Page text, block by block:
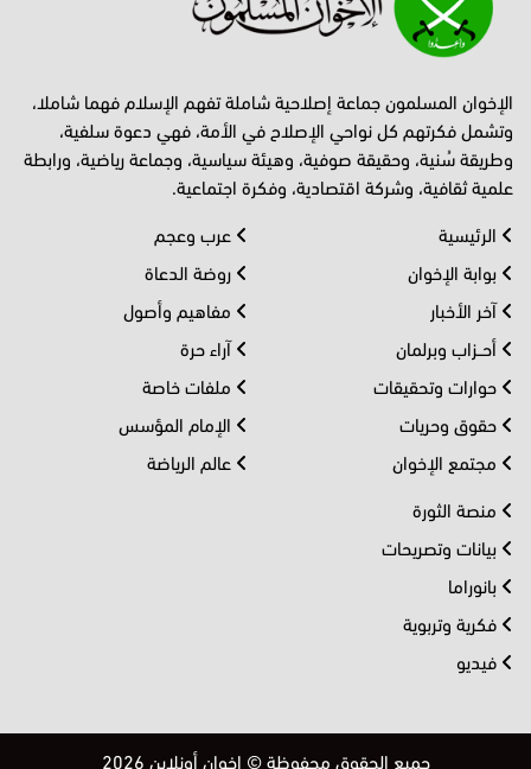
الإخوان المسلمون جماعة إصلاحية شاملة تفهم الإسلام فهما شاملا،
وتشمل فكرتهم كل نواحي الإصلاح في الأمة، فهي دعوة سلفية،
وطريقة سُنية، وحقيقة صوفية، وهيئة سياسية، وجماعة رياضية، ورابطة
علمية ثقافية، وشركة اقتصادية، وفكرة اجتماعية.
الرئيسية
بوابة الإخوان
آخر الأخبار
أحــزاب وبرلمان
حوارات وتحقيقات
حقوق وحريات
مجتمع الإخوان
عرب وعجم
روضة الدعاة
مفاهيم وأصول
آراء حرة
ملفات خاصة
الإمام المؤسس
عالم الرياضة
منصة الثورة
بيانات وتصريحات
بانوراما
فكرية وتربوية
فيديو
جميع الحقوق محفوظة © إخوان أونلاين 2026